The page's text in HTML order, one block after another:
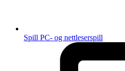
Spill PC- og nettleserspill